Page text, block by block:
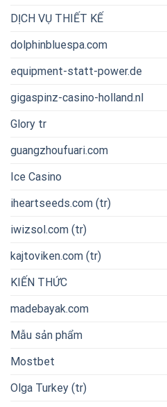
DỊCH VỤ THIẾT KẾ
dolphinbluespa.com
equipment-statt-power.de
gigaspinz-casino-holland.nl
Glory tr
guangzhoufuari.com
Ice Casino
iheartseeds.com (tr)
iwizsol.com (tr)
kajtoviken.com (tr)
KIẾN THỨC
madebayak.com
Mẫu sản phẩm
Mostbet
Olga Turkey (tr)